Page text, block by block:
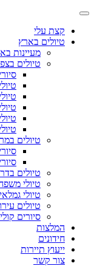
קצת עלי
טיולים בארץ
מעיינות
טיולים
טיולים
טיולים
טיולי
טיולי
טיולים
סיורים
המלצות
חידונים
ייעוץ תיירות
צור קשר